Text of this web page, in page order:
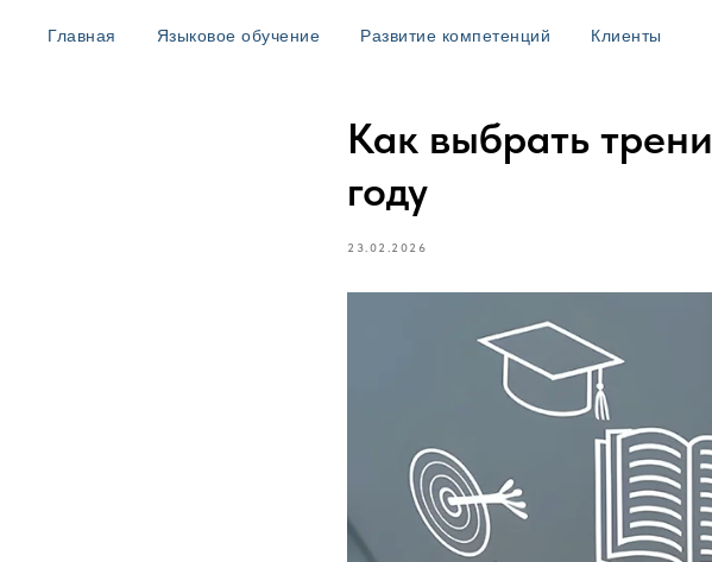
Главная Языковое обучение Развитие компетенций Клиенты
Как выбрать
году
23.02.2026